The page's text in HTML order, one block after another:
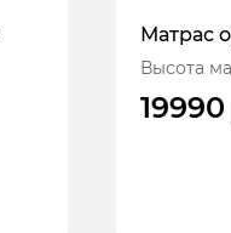
Матрас
Высота